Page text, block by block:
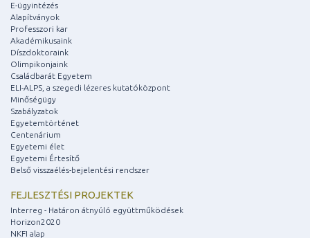
E-ügyintézés
Alapítványok
Professzori kar
Akadémikusaink
Díszdoktoraink
Olimpikonjaink
Családbarát Egyetem
ELI-ALPS, a szegedi lézeres kutatóközpont
Minőségügy
Szabályzatok
Egyetemtörténet
Centenárium
Egyetemi élet
Egyetemi Értesítő
Belső visszaélés-bejelentési rendszer
FEJLESZTÉSI PROJEKTEK
Interreg - Határon átnyúló együttműködések
Horizon2020
NKFI alap